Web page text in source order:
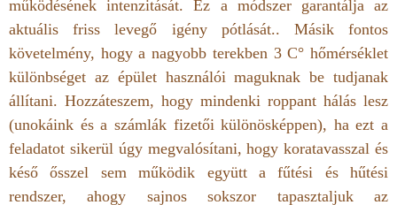
működésének intenzitását. Ez a módszer garantálja az
aktuális friss levegő igény pótlását.. Másik fontos
követelmény, hogy a nagyobb terekben 3 C° hőmérséklet
különbséget az épület használói maguknak be tudjanak
állítani. Hozzáteszem, hogy mindenki roppant hálás lesz
(unokáink és a számlák fizetői különösképpen), ha ezt a
feladatot sikerül úgy megvalósítani, hogy koratavasszal és
késő ősszel sem működik együtt a fűtési és hűtési
rendszer, ahogy sajnos sokszor tapasztaljuk az